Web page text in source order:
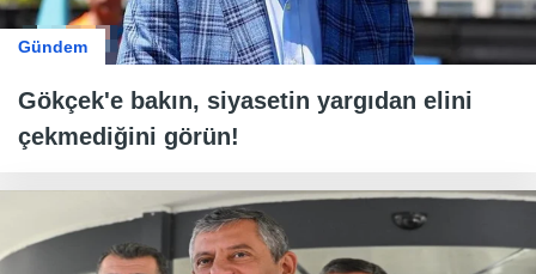
Gündem
Gökçek'e bakın, siyasetin yargıdan elini
çekmediğini görün!